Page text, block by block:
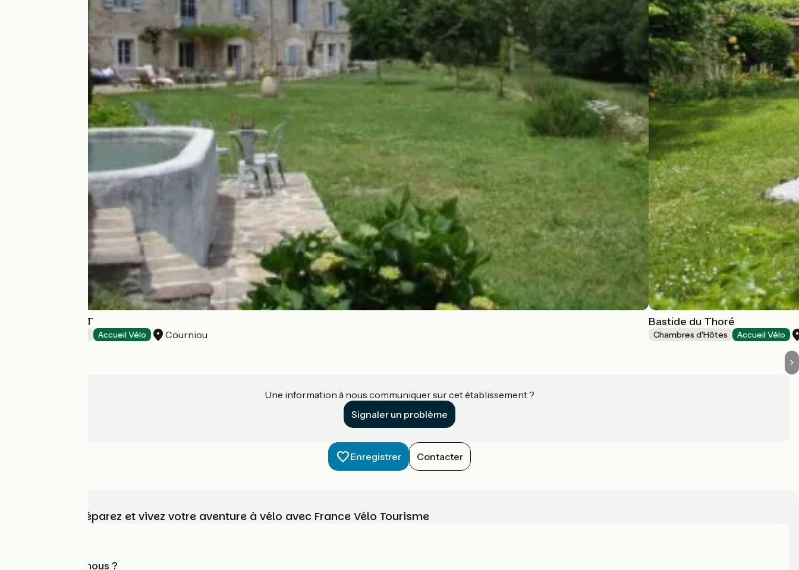
NABAT LE HAUT
Accueil Vélo Courniou
Bastide du Thoré
Chambres d'Hôtes Accueil Vélo
Une information à nous communiquer sur cet établissement ?
Signaler un problème
Enregistrer Contacter
Choisissez, préparez et vivez votre aventure à vélo avec France Vélo Tourisme
Qui sommes-nous ?